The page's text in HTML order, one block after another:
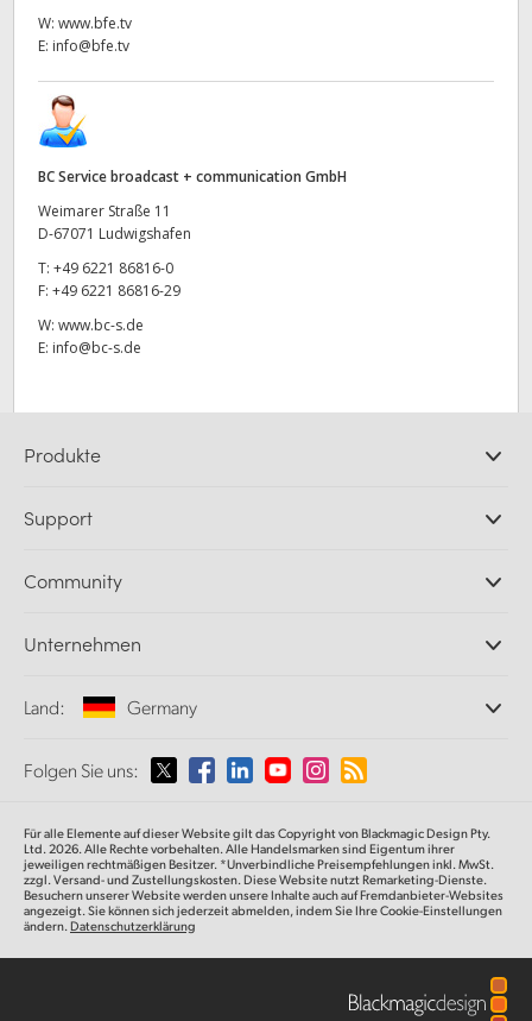
W: www.bfe.tv
E: info@bfe.tv
BC Service broadcast + communication GmbH
Weimarer Straße 11
D-67071 Ludwigshafen
T: +49 6221 86816-0
F: +49 6221 86816-29
W: www.bc-s.de
E: info@bc-s.de
Produkte
DaVinci Resolve und Fusion Software
Ultimatte
Aufzeichnung und Wiedergabe
Norm- und Formatwandlung
Netzwerkspeicher
Signalverteilung und Distribution
Streaming und Encoding
Support
Support-Center
Community
Unternehmen
Informationen über uns
Medien
Land: Germany
Wählen Sie Ihr Land aus
Australia
Austria
Folgen Sie uns:
Für alle Elemente auf dieser Website gilt das Copyright von Blackmagic Design Pty.
Ltd. 2026. Alle Rechte vorbehalten. Alle Handelsmarken sind Eigentum ihrer
jeweiligen rechtmäßigen Besitzer. *Unverbindliche Preisempfehlungen inkl. MwSt.
zzgl. Versand- und Zustellungskosten. Diese Website nutzt Remarketing-Dienste.
Besuchern unserer Website werden unsere Inhalte auch auf Fremdanbieter-Websites
angezeigt. Sie können sich jederzeit abmelden, indem Sie Ihre Cookie-Einstellungen
ändern.Datenschutzerklärung